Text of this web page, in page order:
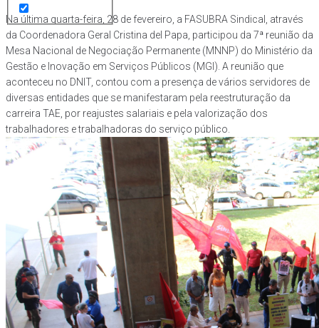
Na última quarta-feira, 28 de fevereiro, a FASUBRA Sindical, através
da Coordenadora Geral Cristina del Papa, participou da 7ª reunião da
Mesa Nacional de Negociação Permanente (MNNP) do Ministério da
Gestão e Inovação em Serviços Públicos (MGI). A reunião que
aconteceu no DNIT, contou com a presença de vários servidores de
diversas entidades que se manifestaram pela reestruturação da
carreira TAE, por reajustes salariais e pela valorização dos
trabalhadores e trabalhadoras do serviço público.